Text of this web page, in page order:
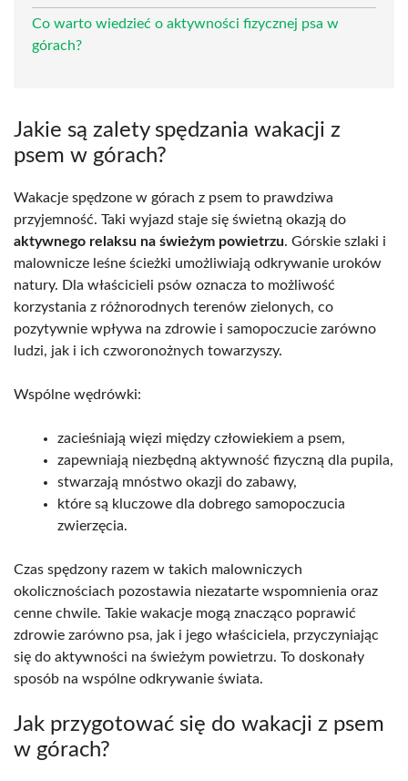
Co warto wiedzieć o aktywności fizycznej psa w
górach?
Jakie są zalety spędzania wakacji z
psem w górach?
Wakacje spędzone w górach z psem to prawdziwa
przyjemność. Taki wyjazd staje się świetną okazją do
aktywnego relaksu na świeżym powietrzu. Górskie szlaki i
malownicze leśne ścieżki umożliwiają odkrywanie uroków
natury. Dla właścicieli psów oznacza to możliwość
korzystania z różnorodnych terenów zielonych, co
pozytywnie wpływa na zdrowie i samopoczucie zarówno
ludzi, jak i ich czworonożnych towarzyszy.
Wspólne wędrówki:
zacieśniają więzi między człowiekiem a psem,
zapewniają niezbędną aktywność fizyczną dla pupila,
stwarzają mnóstwo okazji do zabawy,
które są kluczowe dla dobrego samopoczucia
zwierzęcia.
Czas spędzony razem w takich malowniczych
okolicznościach pozostawia niezatarte wspomnienia oraz
cenne chwile. Takie wakacje mogą znacząco poprawić
zdrowie zarówno psa, jak i jego właściciela, przyczyniając
się do aktywności na świeżym powietrzu. To doskonały
sposób na wspólne odkrywanie świata.
Jak przygotować się do wakacji z psem
w górach?